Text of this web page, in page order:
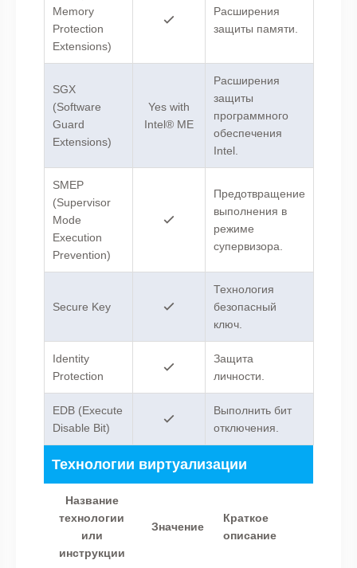
Memory
Protection
Extensions)
Расширения
защиты памяти.
SGX
(Software
Guard
Extensions)
Yes with
Intel® ME
Расширения
защиты
программного
обеспечения
Intel.
SMEP
(Supervisor
Mode
Execution
Prevention)
Предотвращение
выполнения в
режиме
супервизора.
Secure Key
Технология
безопасный
ключ.
Identity
Protection
Защита
личности.
EDB (Execute
Disable Bit)
Выполнить бит
отключения.
Технологии виртуализации
Название
технологии
или
инструкции
Значение
Краткое
описание